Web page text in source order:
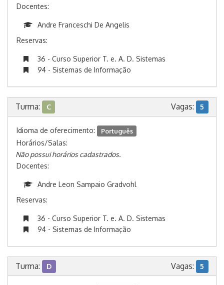
Docentes:
Andre Franceschi De Angelis
Reservas:
36 - Curso Superior T. e. A. D. Sistemas
94 - Sistemas de Informação
Turma: C Vagas: 5
Idioma de oferecimento: Português
Horários/Salas:
Não possui horários cadastrados.
Docentes:
Andre Leon Sampaio Gradvohl
Reservas:
36 - Curso Superior T. e. A. D. Sistemas
94 - Sistemas de Informação
Turma: D Vagas: 5